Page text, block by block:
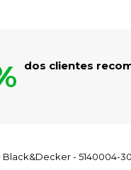
dos clientes
Black&Decker - 5140004-30